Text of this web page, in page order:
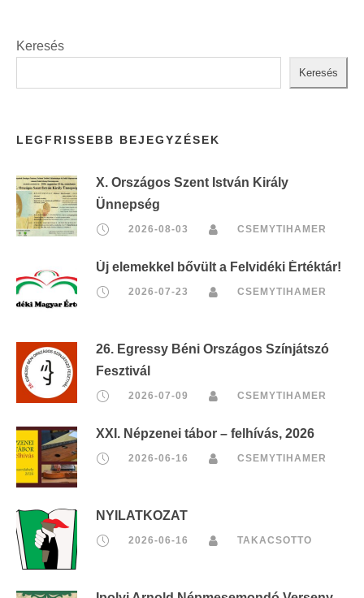
Keresés
Keresés
LEGFRISSEBB BEJEGYZÉSEK
X. Országos Szent István Király
Ünnepség
2026-08-03 CSEMYTIHAMER
Új elemekkel bővült a Felvidéki Értéktár!
2026-07-23 CSEMYTIHAMER
26. Egressy Béni Országos Színjátszó
Fesztivál
2026-07-09 CSEMYTIHAMER
XXI. Népzenei tábor – felhívás, 2026
2026-06-16 CSEMYTIHAMER
NYILATKOZAT
2026-06-16 TAKACSOTTO